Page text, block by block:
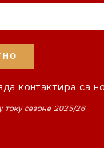
контактира са
току сезоне 2025/26